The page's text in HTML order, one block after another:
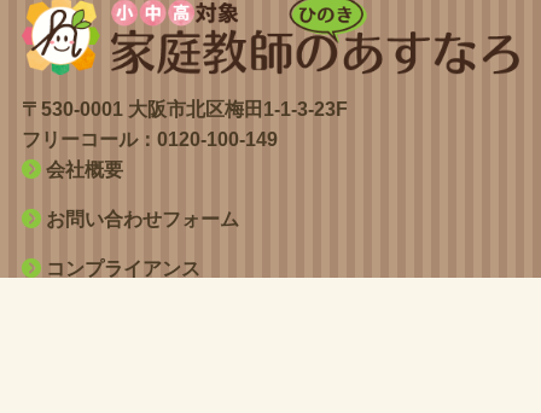
〒530-0001 大阪市北区梅田1-1-3-23F
フリーコール： 0120-100-149
会社概要
お問い合わせフォーム
コンプライアンス